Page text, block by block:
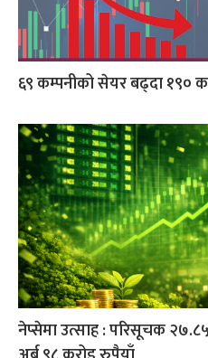
६९ कम्पनीको सेयर बढ्दा १९०
नेप्सेमा उत्साह : परिसूचक